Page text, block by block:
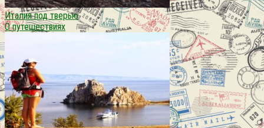
Италия под тверью
О путешествиях